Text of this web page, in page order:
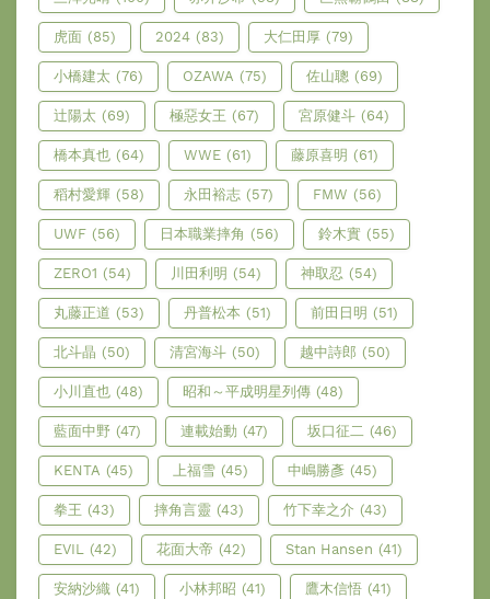
虎面 (85) 2024 (83) 大仁田厚 (79)
小橋建太 (76) OZAWA (75) 佐山聰 (69)
辻陽太 (69) 極惡女王 (67) 宮原健斗 (64)
橋本真也 (64) WWE (61) 藤原喜明 (61)
稻村愛輝 (58) 永田裕志 (57) FMW (56)
UWF (56) 日本職業摔角 (56) 鈴木實 (55)
ZERO1 (54) 川田利明 (54) 神取忍 (54)
丸藤正道 (53) 丹普松本 (51) 前田日明 (51)
北斗晶 (50) 清宮海斗 (50) 越中詩郎 (50)
小川直也 (48) 昭和～平成明星列傳 (48)
藍面中野 (47) 連載始動 (47) 坂口征二 (46)
KENTA (45) 上福雪 (45) 中嶋勝彥 (45)
拳王 (43) 摔角言靈 (43) 竹下幸之介 (43)
EVIL (42) 花面大帝 (42) Stan Hansen (41)
安納沙織 (41) 小林邦昭 (41) 鷹木信悟 (41)